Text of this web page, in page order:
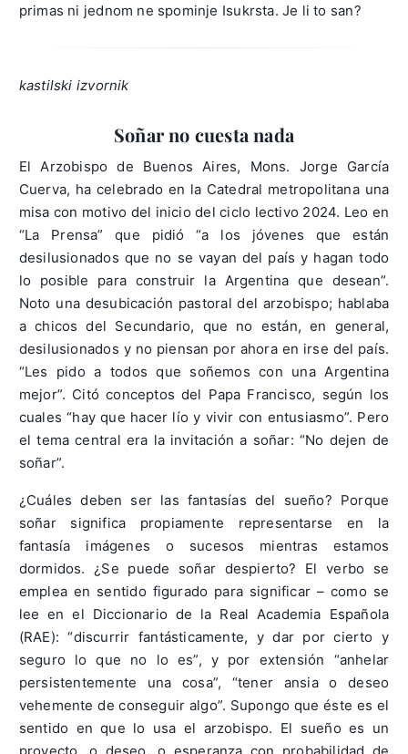
primas ni jednom ne spominje Isukrsta. Je li to san?
kastilski izvornik
Soñar no cuesta nada
El Arzobispo de Buenos Aires, Mons. Jorge García
Cuerva, ha celebrado en la Catedral metropolitana una
misa con motivo del inicio del ciclo lectivo 2024. Leo en
“La Prensa” que pidió “a los jóvenes que están
desilusionados que no se vayan del país y hagan todo
lo posible para construir la Argentina que desean”.
Noto una desubicación pastoral del arzobispo; hablaba
a chicos del Secundario, que no están, en general,
desilusionados y no piensan por ahora en irse del país.
“Les pido a todos que soñemos con una Argentina
mejor”. Citó conceptos del Papa Francisco, según los
cuales “hay que hacer lío y vivir con entusiasmo”. Pero
el tema central era la invitación a soñar: “No dejen de
soñar”.
¿Cuáles deben ser las fantasías del sueño? Porque
soñar significa propiamente representarse en la
fantasía imágenes o sucesos mientras estamos
dormidos. ¿Se puede soñar despierto? El verbo se
emplea en sentido figurado para significar – como se
lee en el Diccionario de la Real Academia Española
(RAE): “discurrir fantásticamente, y dar por cierto y
seguro lo que no lo es”, y por extensión “anhelar
persistentemente una cosa”, “tener ansia o deseo
vehemente de conseguir algo”. Supongo que éste es el
sentido en que lo usa el arzobispo. El sueño es un
proyecto, o deseo, o esperanza con probabilidad de